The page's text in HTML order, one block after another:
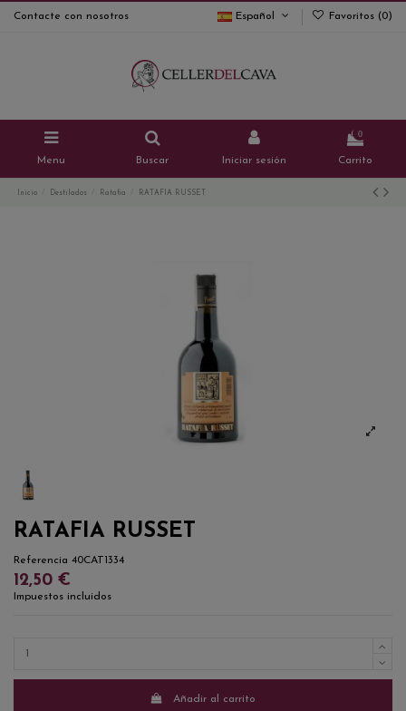
Contacte con nosotros Español Favoritos (0)
Menu Buscar Iniciar sesión
0
Carrito
Inicio Destilados Ratafia RATAFIA RUSSET
RATAFIA RUSSET
Referencia 40CAT1334
12,50 €
Impuestos incluidos
Añadir al carrito